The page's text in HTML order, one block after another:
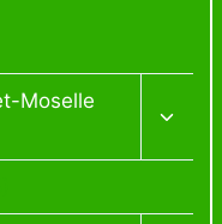
Moselle